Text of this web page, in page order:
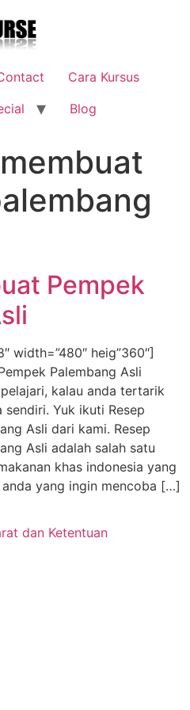
Cara Kursus
Blog
Pempek
width=”480″ heig”360″]
Palembang Asli
kalau anda tertarik
Yuk ikuti Resep
Asli dari kami. Resep
Asli adalah salah satu
khas indonesia yang
yang ingin mencoba […]
dan Ketentuan